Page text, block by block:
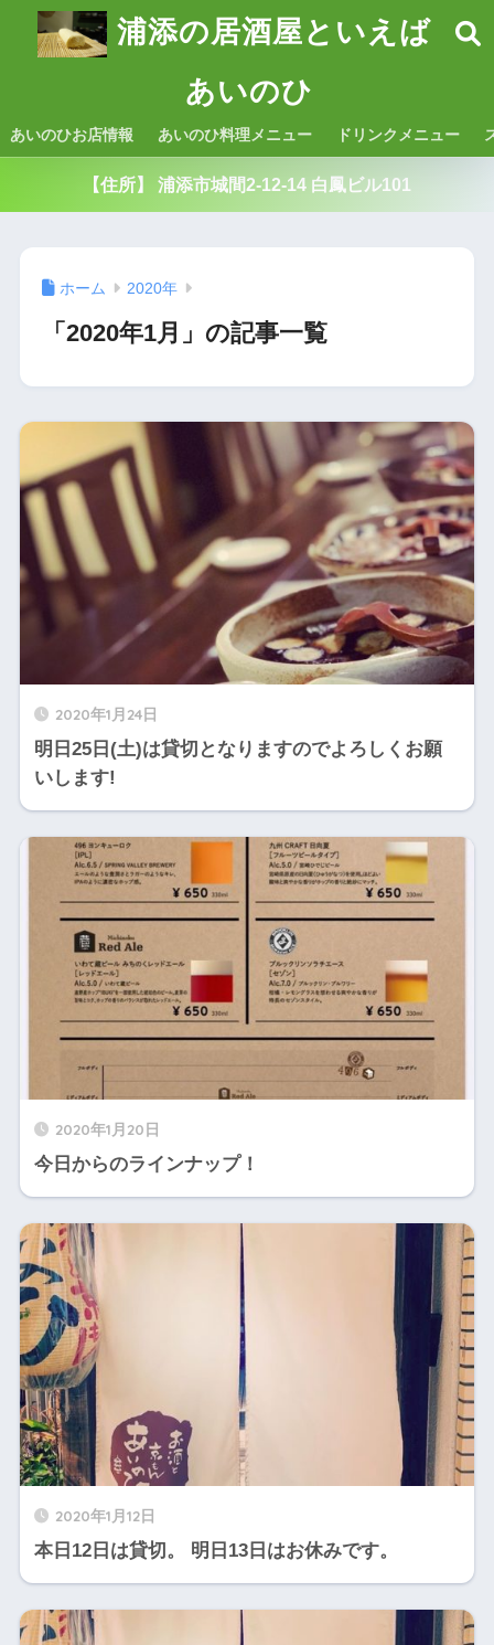
浦添の居酒屋といえば
あいのひ
あいのひお店情報 あいのひ料理メニュー ドリンクメニュー
【住所】 浦添市城間2-12-14 白鳳ビル101
ホーム 2020年
「2020年1月」の記事一覧
2020年1月24日
明日25日(土)は貸切となりますのでよろしくお願
いします!
2020年1月20日
今日からのラインナップ！
2020年1月12日
本日12日は貸切。 明日13日はお休みです。